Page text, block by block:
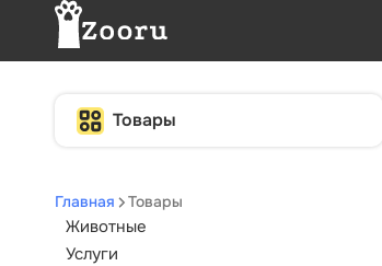
Товары
Главная Товары
Животные
Услуги